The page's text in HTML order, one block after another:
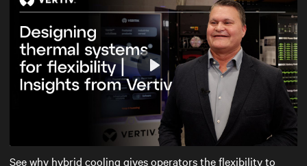
Mute Settings
Play
See why hybrid cooling gives operators the flexibility to